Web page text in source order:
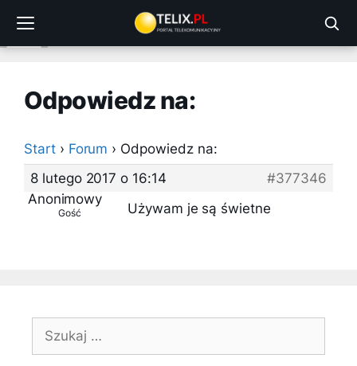
treści
Odpowiedz na:
Start › Forum › Odpowiedz na:
8 lutego 2017 o 16:14
#377346
Anonimowy
Gość Używam je są świetne
Szukaj: